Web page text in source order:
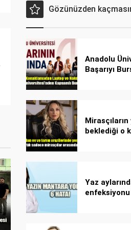
Gözünüzden
Anadolu
Başarıyı
Mirasçıların
beklediği o
Yaz